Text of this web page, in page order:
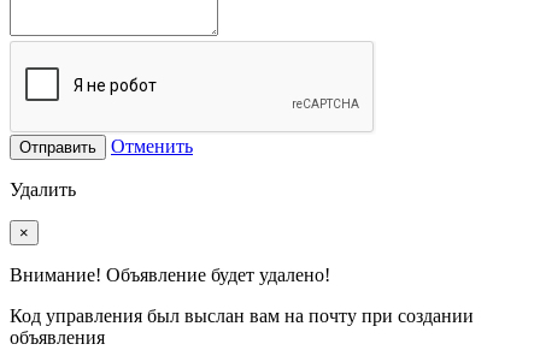
Отправить Отменить
Удалить
×
Внимание! Объявление будет удалено!
Код управления был выслан вам на почту при создании
объявления